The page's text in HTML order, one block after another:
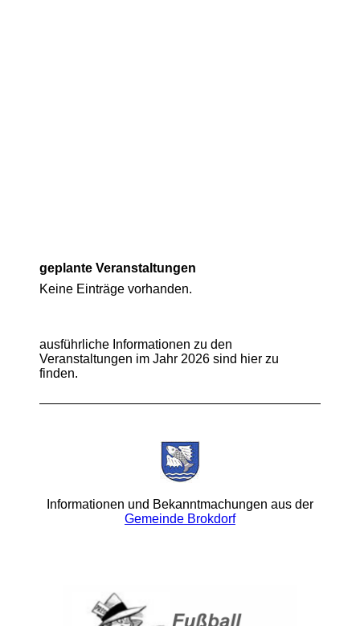
geplante Veranstaltungen
Keine Einträge vorhanden.
ausführliche Informationen zu den
Veranstaltungen im Jahr 2026 sind hier zu
finden.
Informationen und Bekanntmachungen aus der
Gemeinde Brokdorf